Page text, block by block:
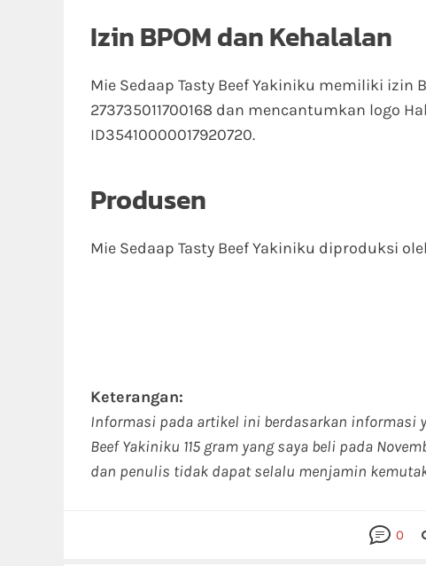
Izin BPOM dan Kehalalan
Mie Sedaap Tasty Beef Yakiniku memiliki izin
273735011700168 dan mencantumkan logo
ID35410000017920720.
Produsen
Mie Sedaap Tasty Beef Yakiniku diproduksi
Keterangan:
Informasi pada artikel ini berdasarkan informasi
Beef Yakiniku 115 gram yang saya beli pada
dan penulis tidak dapat selalu menjamin
0